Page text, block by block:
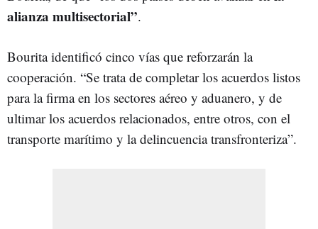
alianza multisectorial”.
Bourita identificó cinco vías que reforzarán la
cooperación. “Se trata de completar los acuerdos listos
para la firma en los sectores aéreo y aduanero, y de
ultimar los acuerdos relacionados, entre otros, con el
transporte marítimo y la delincuencia transfronteriza”.